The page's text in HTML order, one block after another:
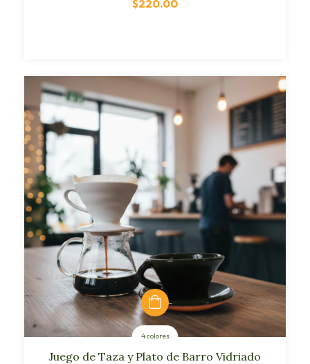
$220.00
4 colores
Juego de Taza y Plato de Barro Vidriado